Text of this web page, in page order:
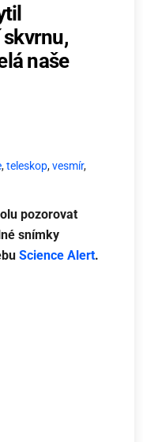
naše
,teleskop,vesmír,
pozorovat
snímky
Science Alert.